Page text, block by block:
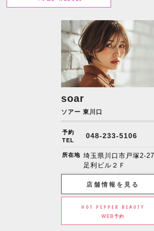
soar
ソアー 東川口
予約
TEL
048-233-5106
所在地 埼玉県川口市戸塚2-
足利ビル２Ｆ
店舗情報を見る
HOT PEPPER BEAUTY
WEB予約